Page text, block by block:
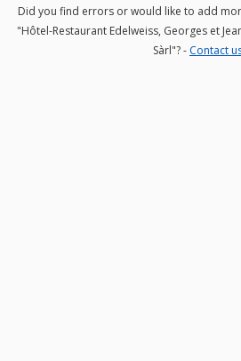
Did you find errors or would like to add
"Hôtel-Restaurant Edelweiss, Georges et
Sàrl"? - Contact